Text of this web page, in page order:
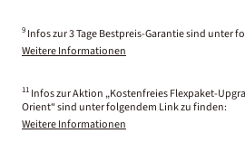
9 Infos zur 3 Tage Bestpreis-Garantie sind unter
Weitere Informationen
11 Infos zur Aktion „Kostenfreies Flexpaket-
Orient“ sind unter folgendem Link zu finden:
Weitere Informationen